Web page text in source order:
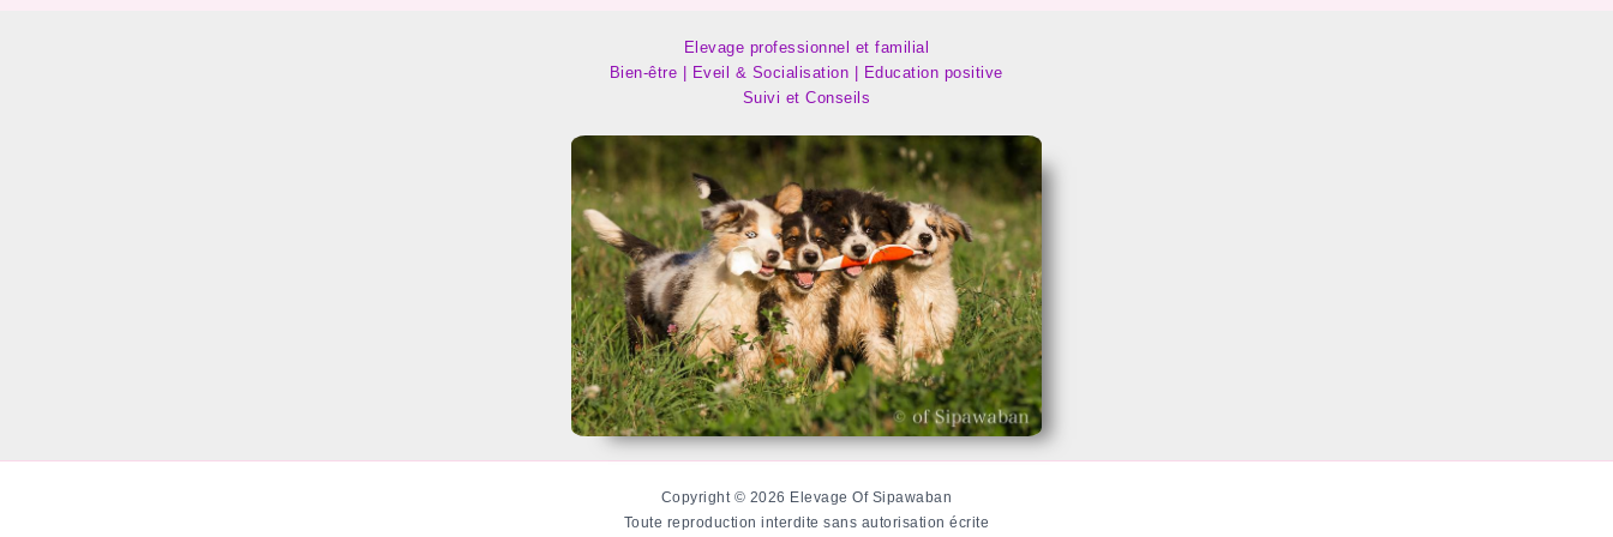
Elevage professionnel et familial
Bien-être | Eveil & Socialisation | Education positive
Suivi et Conseils
Copyright © 2026 Elevage Of Sipawaban
Toute reproduction interdite sans autorisation écrite